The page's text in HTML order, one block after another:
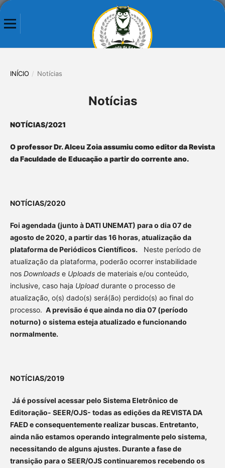
INÍCIO / Notícias
Notícias
NOTÍCIAS/2021
O professor Dr. Alceu Zoia assumiu como editor da Revista
da Faculdade de Educação a partir do corrente ano.
NOTÍCIAS/2020
Foi agendada (junto à DATI UNEMAT) para o dia 07 de
agosto de 2020, a partir das 16 horas, atualização da
plataforma de Periódicos Científicos. Neste período de
atualização da plataforma, poderão ocorrer instabilidade
nos Downloads e Uploads de materiais e/ou conteúdo,
inclusive, caso haja Upload durante o processo de
atualização, o(s) dado(s) será(ão) perdido(s) ao final do
processo. A previsão é que ainda no dia 07 (período
noturno) o sistema esteja atualizado e funcionando
normalmente.
NOTÍCIAS/2019
Já é possível acessar pelo Sistema Eletrônico de
Editoração- SEER/OJS- todas as edições da REVISTA DA
FAED e consequentemente realizar buscas. Entretanto,
ainda não estamos operando integralmente pelo sistema,
necessitando de alguns ajustes. Durante a fase de
transição para o SEER/OJS continuaremos recebendo os